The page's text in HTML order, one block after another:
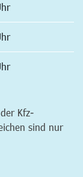
Kfz-
sind nur